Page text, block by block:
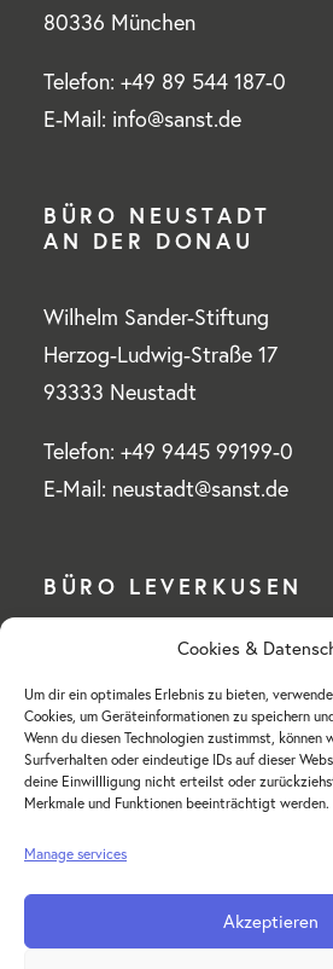
Cookies &
Um dir ein optimales Erlebnis zu bieten,
Cookies, um Geräteinformationen zu speichern
Wenn du diesen Technologien zustimmst, können
Surfverhalten oder eindeutige IDs auf dieser
deine Einwillligung nicht erteilst oder
Merkmale und Funktionen beeinträchtigt werden.
Manage services
Akzeptieren
80336 München
Telefon: +49 89 544 187-0
E-Mail: info@sanst.de
BÜRO NEUSTADT
AN DER DONAU
Wilhelm Sander-Stiftung
Herzog-Ludwig-Straße 17
93333 Neustadt
Telefon: +49 9445 99199-0
E-Mail: neustadt@sanst.de
BÜRO LEVERKUSEN
Wilhelm Sander-Stiftung
Mülheimer Straße 76 a
51375 Leverkusen-Schlebusch
Telefon: +49 214 855 18-0